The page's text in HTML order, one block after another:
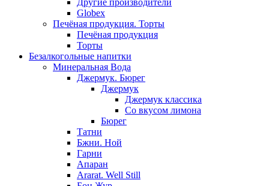
Другие производители
Globex
Печёная продукция. Торты
Печёная продукция
Торты
Безалкогольные напитки
Минеральная Вода
Джермук. Бюрег
Джермук
Джермук классика
Со вкусом лимона
Бюрег
Татни
Бжни. Ной
Гарни
Апаран
Ararat. Well Still